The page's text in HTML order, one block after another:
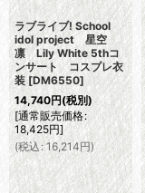
ラブライブ! School
idol project 星空
凛 Lily White 5thコ
ンサート コスプレ衣
装 [DM6550]
14,740円(税別)
[通常販売価格:
18,425円]
(税込 : 16,214円)